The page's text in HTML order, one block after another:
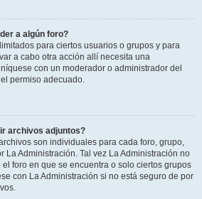
a algún foro?
para ciertos usuarios o grupos y para
a cabo otra acción allí necesita una
con un moderador o administrador del
permiso adecuado.
archivos adjuntos?
son individuales para cada foro, grupo,
La Administración. Tal vez La Administración no
foro en que se encuentra o solo ciertos grupos
con La Administración si no está seguro de por